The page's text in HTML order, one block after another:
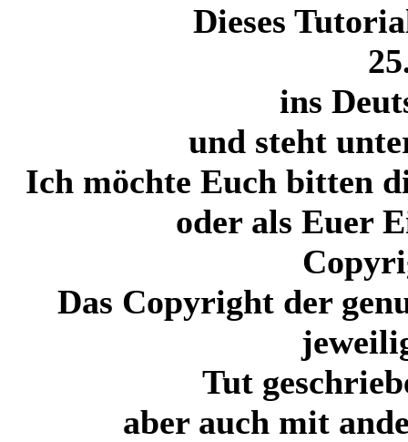
Dieses
ins
und steht
Ich möchte Euch bitten
oder als Euer
Das Copyright der
Tut
aber auch mit